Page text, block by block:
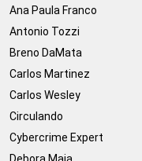
Ana Paula Franco
Antonio Tozzi
Breno DaMata
Carlos Martinez
Carlos Wesley
Circulando
Cybercrime Expert